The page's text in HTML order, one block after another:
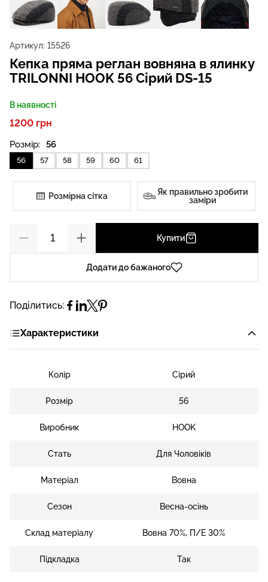
Артикул: 15526
Кепка пряма реглан вовняна в ялинку
TRILONNI HOOK 56 Cірий DS-15
В наявності
1200 грн
Розмір: 56
56 57 58 59 60 61
Розмірна сітка
Як правильно зробити
заміри
Купити
Додати до бажаного
Поділитись:
Характеристики
Колір Сірий
Розмір 56
Виробник HOOK
Стать Для Чоловіків
Матеріал Вовна
Сезон Весна-осінь
Склад матеріалу Вовна 70%, П/Е 30%
Підкладка Так